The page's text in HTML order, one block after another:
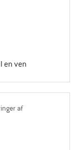
en ven
af